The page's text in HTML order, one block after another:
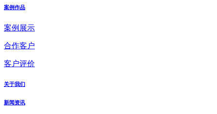
案例作品
案例展示
合作客户
客户评价
关于我们
新闻资讯